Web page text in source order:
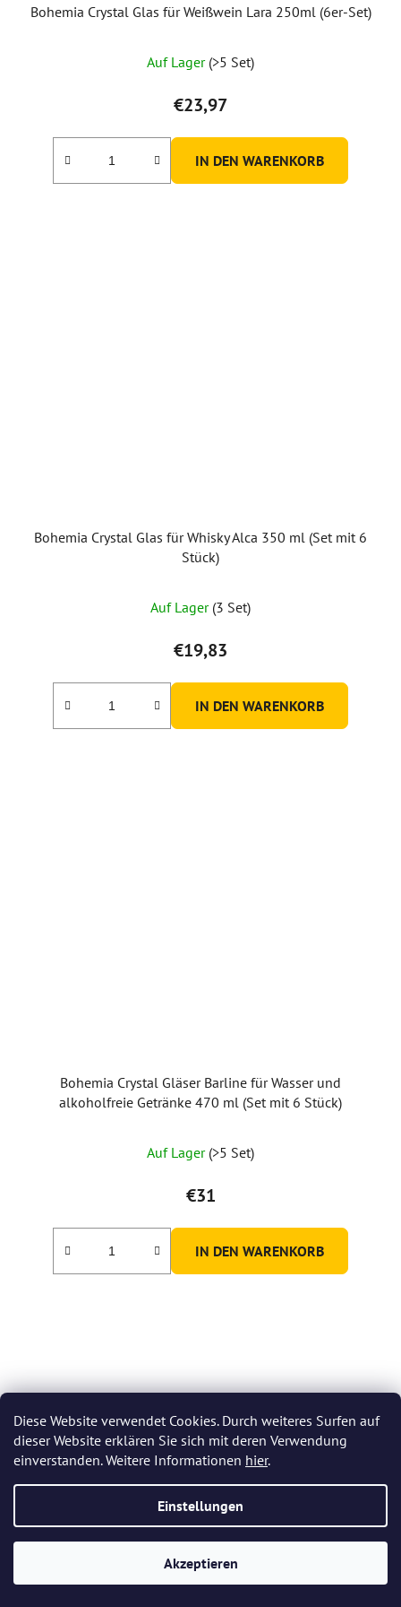
Diese Website verwendet Cookies. Durch weiteres Surfen auf
dieser Website erklären Sie sich mit deren Verwendung
einverstanden. Weitere Informationen hier.
Einstellungen
Akzeptieren
Bohemia Crystal Glas für Weißwein Lara 250ml (6er-Set)
Auf Lager (>5 Set)
€23,97
IN DEN WARENKORB
Bohemia Crystal Glas für Whisky Alca 350 ml (Set mit 6
Stück)
Auf Lager (3 Set)
€19,83
IN DEN WARENKORB
Bohemia Crystal Gläser Barline für Wasser und
alkoholfreie Getränke 470 ml (Set mit 6 Stück)
Auf Lager (>5 Set)
€31
IN DEN WARENKORB